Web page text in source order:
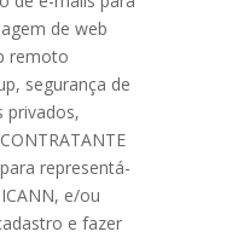
de web
remoto
segurança de
privados,
representá-
e/ou
e fazer